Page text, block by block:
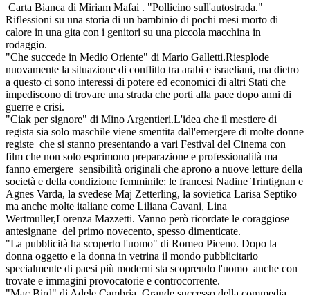
Carta Bianca di Miriam Mafai . "Pollicino sull'autostrada."
Riflessioni su una storia di un bambinio di pochi mesi morto di
calore in una gita con i genitori su una piccola macchina in
rodaggio.
"Che succede in Medio Oriente" di Mario Galletti.Riesplode
nuovamente la situazione di conflitto tra arabi e israeliani, ma dietro
a questo ci sono interessi di potere ed economici di altri Stati che
impediscono di trovare una strada che porti alla pace dopo anni di
guerre e crisi.
"Ciak per signore" di Mino Argentieri.L'idea che il mestiere di
regista sia solo maschile viene smentita dall'emergere di molte donne
registe che si stanno presentando a vari Festival del Cinema con
film che non solo esprimono preparazione e professionalità ma
fanno emergere sensibilità originali che aprono a nuove letture della
società e della condizione femminile: le francesi Nadine Trintignan e
Agnes Varda, la svedese Maj Zetterling, la sovietica Larisa Septiko
ma anche molte italiane come Liliana Cavani, Lina
Wertmuller,Lorenza Mazzetti. Vanno però ricordate le coraggiose
antesignane del primo novecento, spesso dimenticate.
"La pubblicità ha scoperto l'uomo" di Romeo Piceno. Dopo la
donna oggetto e la donna in vetrina il mondo pubblicitario
specialmente di paesi più moderni sta scoprendo l'uomo anche con
trovate e immagini provocatorie e controcorrente.